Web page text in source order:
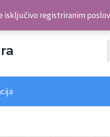
isključivo registriranim